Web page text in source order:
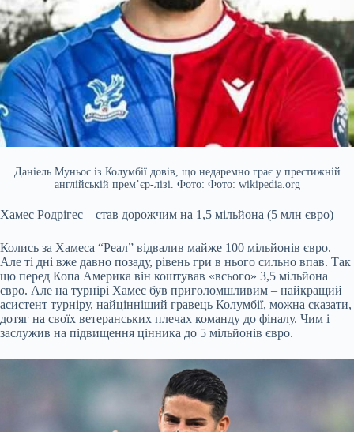
Даніель Муньос із Колумбії довів, що недаремно грає у престижній
англійській прем’єр-лізі. Фото: Фото: wikipedia.org
Хамес Родрігес – став дорожчим на 1,5 мільйона (5 млн євро)
Колись за Хамеса “Реал” відвалив майже 100 мільйонів євро.
Але ті дні вже давно позаду, рівень гри в нього сильно впав. Так
що перед Копа Америка він коштував «всього» 3,5 мільйона
євро. Але на турнірі Хамес був приголомшливим – найкращий
асистент турніру, найцінніший гравець Колумбії, можна сказати,
дотяг на своїх ветеранських плечах команду до фіналу. Чим і
заслужив на підвищення цінника до 5 мільйонів євро.